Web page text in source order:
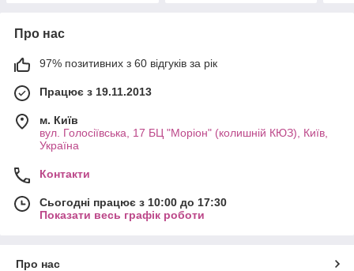
Про нас
97% позитивних з 60 відгуків за рік
Працює з 19.11.2013
м. Київ
вул. Голосіївська, 17 БЦ "Моріон" (колишній КЮЗ), Київ,
Україна
Контакти
Сьогодні працює з 10:00 до 17:30
Показати весь графік роботи
Про нас